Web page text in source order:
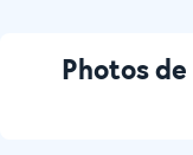
Photos